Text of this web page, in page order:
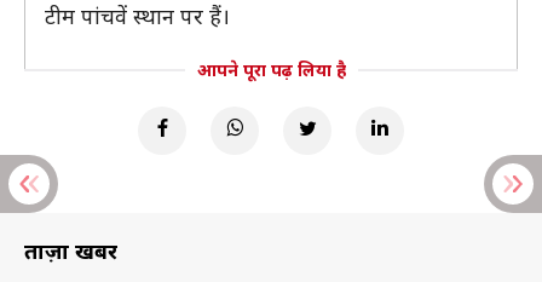
टीम पांचवें स्थान पर हैं।
आपने पूरा पढ़ लिया है
ताज़ा खबरें